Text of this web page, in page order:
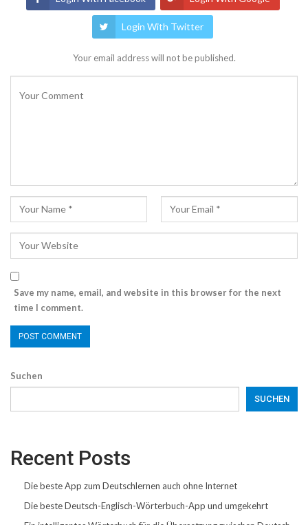
Login With Twitter
Your email address will not be published.
Save my name, email, and website in this browser for the next
time I comment.
Suchen
SUCHEN
Recent Posts
Die beste App zum Deutschlernen auch ohne Internet
Die beste Deutsch-Englisch-Wörterbuch-App und umgekehrt